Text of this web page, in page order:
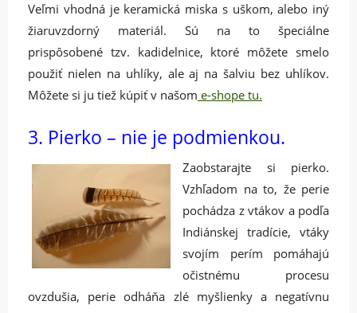
Veľmi vhodná je keramická miska s uškom, alebo iný
žiaruvzdorný materiál. Sú na to špeciálne
prispôsobené tzv. kadidelnice, ktoré môžete smelo
použiť nielen na uhlíky, ale aj na šalviu bez uhlíkov.
Môžete si ju tiež kúpiť v našom e-shope tu.
3. Pierko – nie je podmienkou.
Zaobstarajte si pierko.
Vzhľadom na to, že perie
pochádza z vtákov a podľa
Indiánskej tradície, vtáky
svojím perím pomáhajú
očistnému procesu
ovzdušia, perie odháňa zlé myšlienky a negatívnu